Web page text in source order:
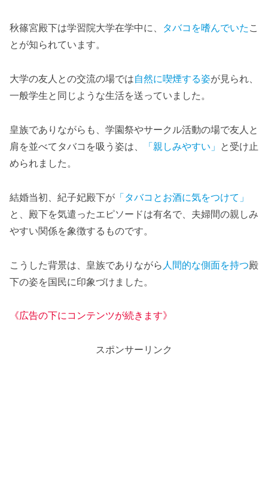
秋篠宮殿下は学習院大学在学中に、 タバコを嗜んでいた こ
とが知られています。
大学の友人との交流の場では自然に喫煙する姿が見られ、
一般学生と同じような生活を送っていました。
皇族でありながらも、学園祭やサークル活動の場で友人と
肩を並べてタバコを吸う姿は、
「親しみやすい」 と受け止
められました。
結婚当初、紀子妃殿下が 「タバコとお酒に気をつけて」
と、殿下を気遣ったエピソードは有名で、夫婦間の親しみ
やすい関係を象徴するものです。
こうした背景は、皇族でありながら 人間的な側面を持つ殿
下の姿を国民に印象づけました。
《広告の下にコンテンツが続きます》
スポンサーリンク